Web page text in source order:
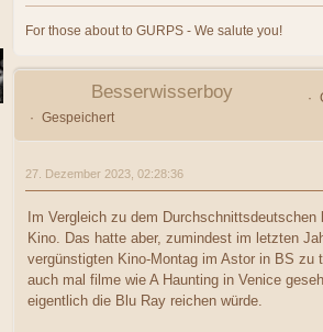
For those about to GURPS - We salute you!
Besserwisserboy
Gespeichert
27. Dezember 2023, 02:28:36
Im Vergleich zu dem
Kino. Das hatte aber, zumindest im letzten
vergünstigten Kino-Montag im Astor in BS zu
auch mal filme wie A Haunting in Venice
eigentlich die Blu Ray reichen würde.